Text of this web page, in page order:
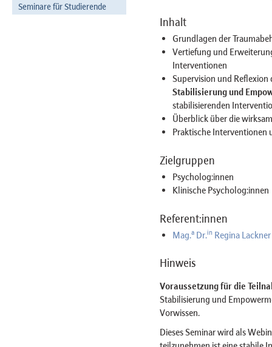
Seminare für Studierende
Inhalt
Grundlagen der
Vertiefung und
Interventionen
Supervision und
Stabilisierung und
stabilisierenden
Überblick über die
Praktische Interventionen
Zielgruppen
Psycholog:innen
Klinische Psycholog:innen
Referent:innen
Mag.aDr.in Regina Lackner
Hinweis
Voraussetzung für die
Stabilisierung und
Vorwissen.
Dieses Seminar wird als